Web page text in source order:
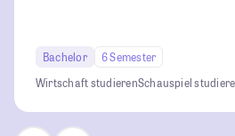
Bachelor
6 Semester
Wirtschaft studierenSchauspiel